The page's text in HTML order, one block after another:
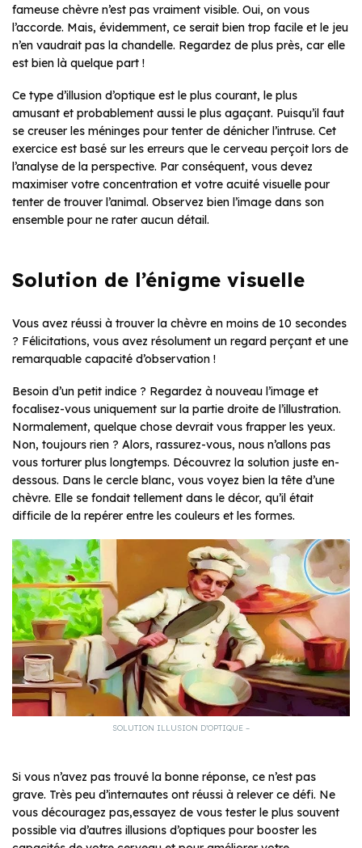
fameuse chèvre n’est pas vraiment visible. Oui, on vous
l’accorde. Mais, évidemment, ce serait bien trop facile et le jeu
n’en vaudrait pas la chandelle. Regardez de plus près, car elle
est bien là quelque part !
Ce type d’illusion d’optique est le plus courant, le plus
amusant et probablement aussi le plus agaçant. Puisqu’il faut
se creuser les méninges pour tenter de dénicher l’intruse. Cet
exercice est basé sur les erreurs que le cerveau perçoit lors de
l’analyse de la perspective. Par conséquent, vous devez
maximiser votre concentration et votre acuité visuelle pour
tenter de trouver l’animal. Observez bien l’image dans son
ensemble pour ne rater aucun détail.
Solution de l’énigme visuelle
Vous avez réussi à trouver la chèvre en moins de 10 secondes
? Félicitations, vous avez résolument un regard perçant et une
remarquable capacité d’observation !
Besoin d’un petit indice ? Regardez à nouveau l’image et
focalisez-vous uniquement sur la partie droite de l’illustration.
Normalement, quelque chose devrait vous frapper les yeux.
Non, toujours rien ? Alors, rassurez-vous, nous n’allons pas
vous torturer plus longtemps. Découvrez la solution juste en-
dessous. Dans le cercle blanc, vous voyez bien la tête d’une
chèvre. Elle se fondait tellement dans le décor, qu’il était
difficile de la repérer entre les couleurs et les formes.
SOLUTION ILLUSION D’OPTIQUE –
Si vous n’avez pas trouvé la bonne réponse, ce n’est pas
grave. Très peu d’internautes ont réussi à relever ce défi. Ne
vous découragez pas,essayez de vous tester le plus souvent
possible via d’autres illusions d’optiques pour booster les